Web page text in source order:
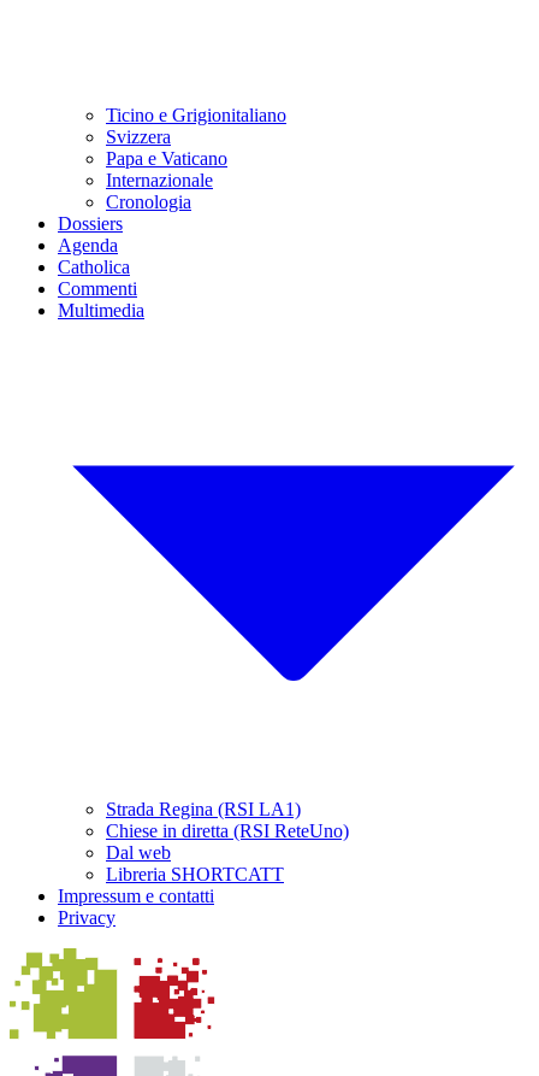
Ticino e Grigionitaliano
Svizzera
Papa e Vaticano
Internazionale
Cronologia
Dossiers
Agenda
Catholica
Commenti
Multimedia
Strada Regina (RSI LA1)
Chiese in diretta (RSI ReteUno)
Dal web
Libreria SHORTCATT
Impressum e contatti
Privacy